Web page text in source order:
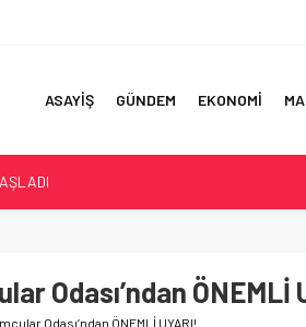
ASAYİŞ GÜNDEM EKONOMİ
HEDEF 5’İNCİLİK!
YAPILAN EN BÜYÜK HATALAR
Odası’ndan ÖNEMLİ
Odası’ndan ÖNEMLİ UYARI!